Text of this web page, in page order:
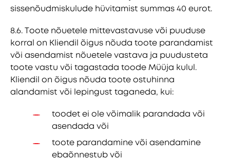
sissenõudmiskulude hüvitamist summas 40 eurot.
8.6. Toote nõuetele mittevastavuse või puuduse
korral on Kliendil õigus nõuda toote parandamist
või asendamist nõuetele vastava ja puudusteta
toote vastu või tagastada toode Müüja kulul.
Kliendil on õigus nõuda toote ostuhinna
alandamist või lepingust taganeda, kui:
toodet ei ole võimalik parandada või
asendada või
toote parandamine või asendamine
ebaõnnestub või